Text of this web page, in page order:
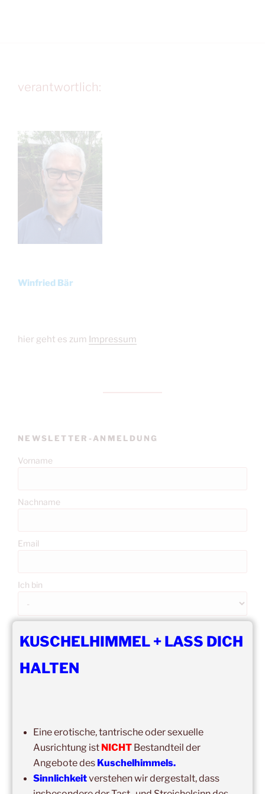
verantwortlich:
Winfried Bär
hier geht es zum Impressum
NEWSLETTER-ANMELDUNG
Vorname
Nachname
Email
Ich bin
Verarbeitung deiner Daten gemäß DS-GVO?
KUSCHELHIMMEL + LASS DICH
HALTEN
Eine erotische, tantrische oder sexuelle
Ausrichtung ist NICHTBestandteil der
Angebote des Kuschelhimmels.
Sinnlichkeitverstehen wir dergestalt, dass